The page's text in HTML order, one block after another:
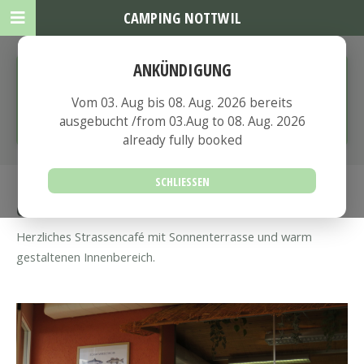
CAMPING NOTTWIL
ANKÜNDIGUNG
Vom 03. Aug bis 08. Aug. 2026 bereits
ausgebucht /from 03.Aug to 08. Aug. 2026
already fully booked
SCHLIESSEN
Vom 03. Aug bis 08. Aug. 2026 bereits
ausgebucht /from 03.Aug to 08. Aug. 2026
already fully booked
CAMPING BISTRO
Herzliches Strassencafé mit Sonnenterrasse und warm
gestaltenen Innenbereich.